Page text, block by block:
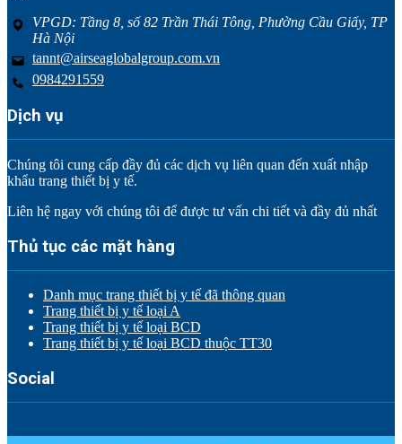
VPGD: Tầng 8, số 82 Trần Thái Tông, Phường Cầu Giấy, TP
Hà Nội
tannt@airseaglobalgroup.com.vn
0984291559
Dịch vụ
Chúng tôi cung cấp đầy đủ các dịch vụ liên quan đến xuất nhập
khẩu trang thiết bị y tế.
Liên hệ ngay với chúng tôi để được tư vấn chi tiết và đầy đủ nhất
Thủ tục các mặt hàng
Danh mục trang thiết bị y tế đã thông quan
Trang thiết bị y tế loại A
Trang thiết bị y tế loại BCD
Trang thiết bị y tế loại BCD thuộc TT30
Social